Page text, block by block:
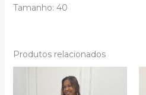
Tamanho: 40
Produtos relacionados